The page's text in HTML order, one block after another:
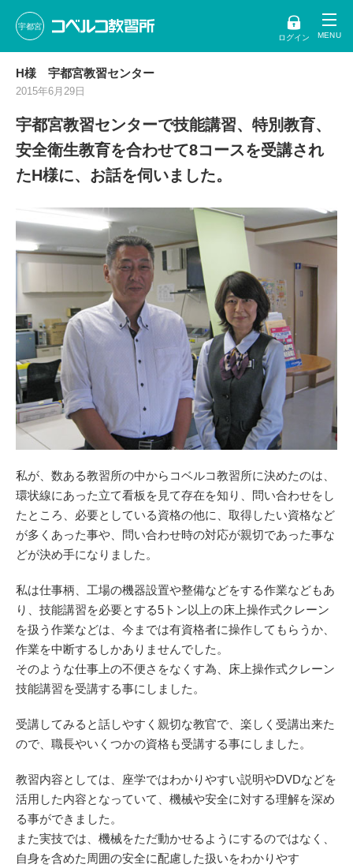
宇都宮
ログイン
H様 宇都宮教習センター
2015年6月29日
宇都宮教習センターで技能講習、特別教育、
安全衛生教育を合わせて8コースを受講され
たH様に、お話を伺いました。
私が、数ある教習所の中からコベルコ教習所に決めたのは、
環状線にあった立て看板を見て存在を知り、問い合わせをし
たところ、必要としている資格の他に、取得したい資格など
が多くあった事や、問い合わせ時の対応が親切であった事な
どが決め手になりました。
私は仕事柄、工場の機器設置や整備などをする作業などもあ
り、技能講習を必要とする5トン以上の床上操作式クレーン
を扱う作業などは、今までは有資格者に操作してもらうか、
作業を中断するしかありませんでした。
そのような仕事上の不便さをなくす為、床上操作式クレーン
技能講習を受講する事にしました。
受講してみると話しやすく親切な教官で、楽しく受講出来た
ので、職長やいくつかの資格も受講する事にしました。
教習内容としては、座学ではわかりやすい説明やDVDなどを
活用した内容となっていて、機械や安全に対する理解を深め
る事ができました。
また実技では、機械をただ動かせるようにするのではなく、
自身を含めた周囲の安全に配慮した扱いをわかりやす